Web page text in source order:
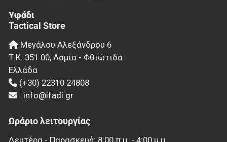
Υφάδι
Tactical Store
Μεγάλου Αλεξάνδρου 6
Τ.Κ. 351 00, Λαμία - Φθιώτιδα
Ελλάδα
(+30) 22310 24808
info@ifadi.gr
Ωράριο λειτουργίας
Δευτέρα - Παρασκευή: 8:00 π.μ. - 4:00 μ.μ.